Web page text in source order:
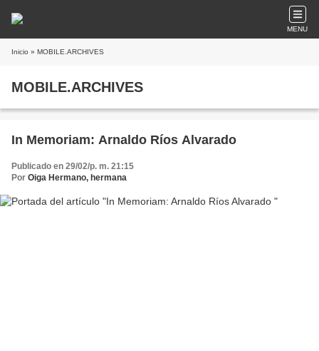
MENU
Inicio » MOBILE.ARCHIVES
MOBILE.ARCHIVES
In Memoriam: Arnaldo Ríos Alvarado
Publicado en 29/02/p. m. 21:15
Por Oiga Hermano, hermana